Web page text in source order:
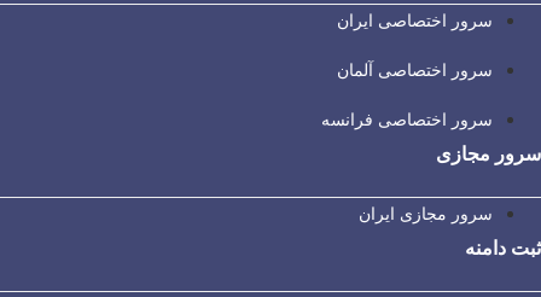
سرور اختصاصی ایران
سرور اختصاصی آلمان
سرور اختصاصی فرانسه
سرور مجازی
سرور مجازی ایران
ثبت دامنه